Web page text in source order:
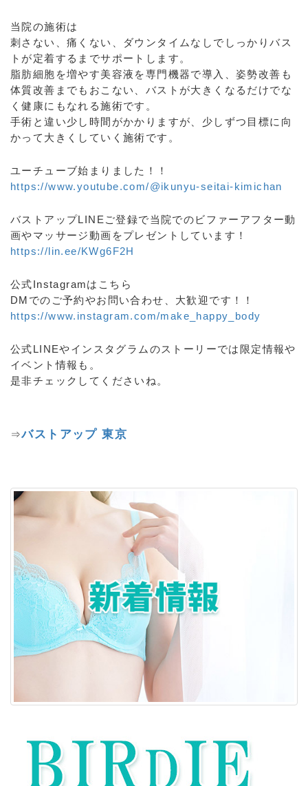
当院の施術は
刺さない、痛くない、ダウンタイムなしでしっかりバス
トが定着するまでサポートします。
脂肪細胞を増やす美容液を専門機器で導入、姿勢改善も
体質改善までもおこない、バストが大きくなるだけでな
く健康にもなれる施術です。
手術と違い少し時間がかかりますが、少しずつ目標に向
かって大きくしていく施術です。
ユーチューブ始まりました！！
https://www.youtube.com/@ikunyu-seitai-kimichan
バストアップLINEご登録で当院でのビファーアフター動
画やマッサージ動画をプレゼントしています！
https://lin.ee/KWg6F2H
公式Instagramはこちら
DMでのご予約やお問い合わせ、大歓迎です！！
https://www.instagram.com/make_happy_body
公式LINEやインスタグラムのストーリーでは限定情報や
イベント情報も。
是非チェックしてくださいね。
⇒バストアップ 東京